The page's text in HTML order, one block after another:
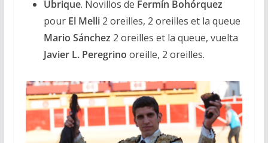
Ubrique. Novillos de Fermín Bohórquez
pour El Melli2 oreilles, 2 oreilles et la queue
Mario Sánchez 2 oreilles et la queue, vuelta
Javier L. Peregrino oreille, 2 oreilles.